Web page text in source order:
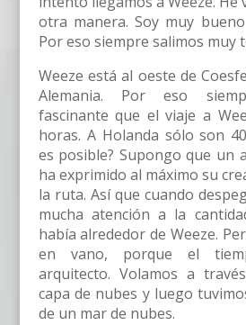
otra manera. Soy muy
Por eso siempre salimos muy
Weeze está al oeste de
Alemania. Por eso
fascinante que el viaje a
horas. A Holanda sólo son
es posible? Supongo que un
ha exprimido al máximo su
la ruta. Así que cuando
mucha atención a la
había alrededor de Weeze.
en vano, porque el
arquitecto. Volamos a
capa de nubes y luego
de un mar de nubes.